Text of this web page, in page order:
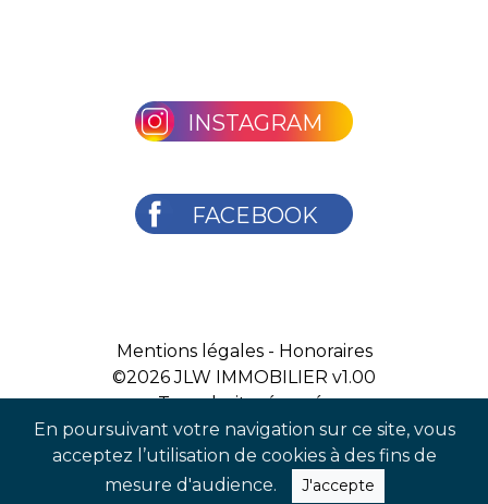
En poursuivant votre navigation sur ce site, vous
acceptez l’utilisation de cookies à des fins de
mesure d'audience.
J'accepte
INSTAGRAM
FACEBOOK
Mentions légales- Honoraires
©2026JLW IMMOBILIER v1.00
Tous droits réservés